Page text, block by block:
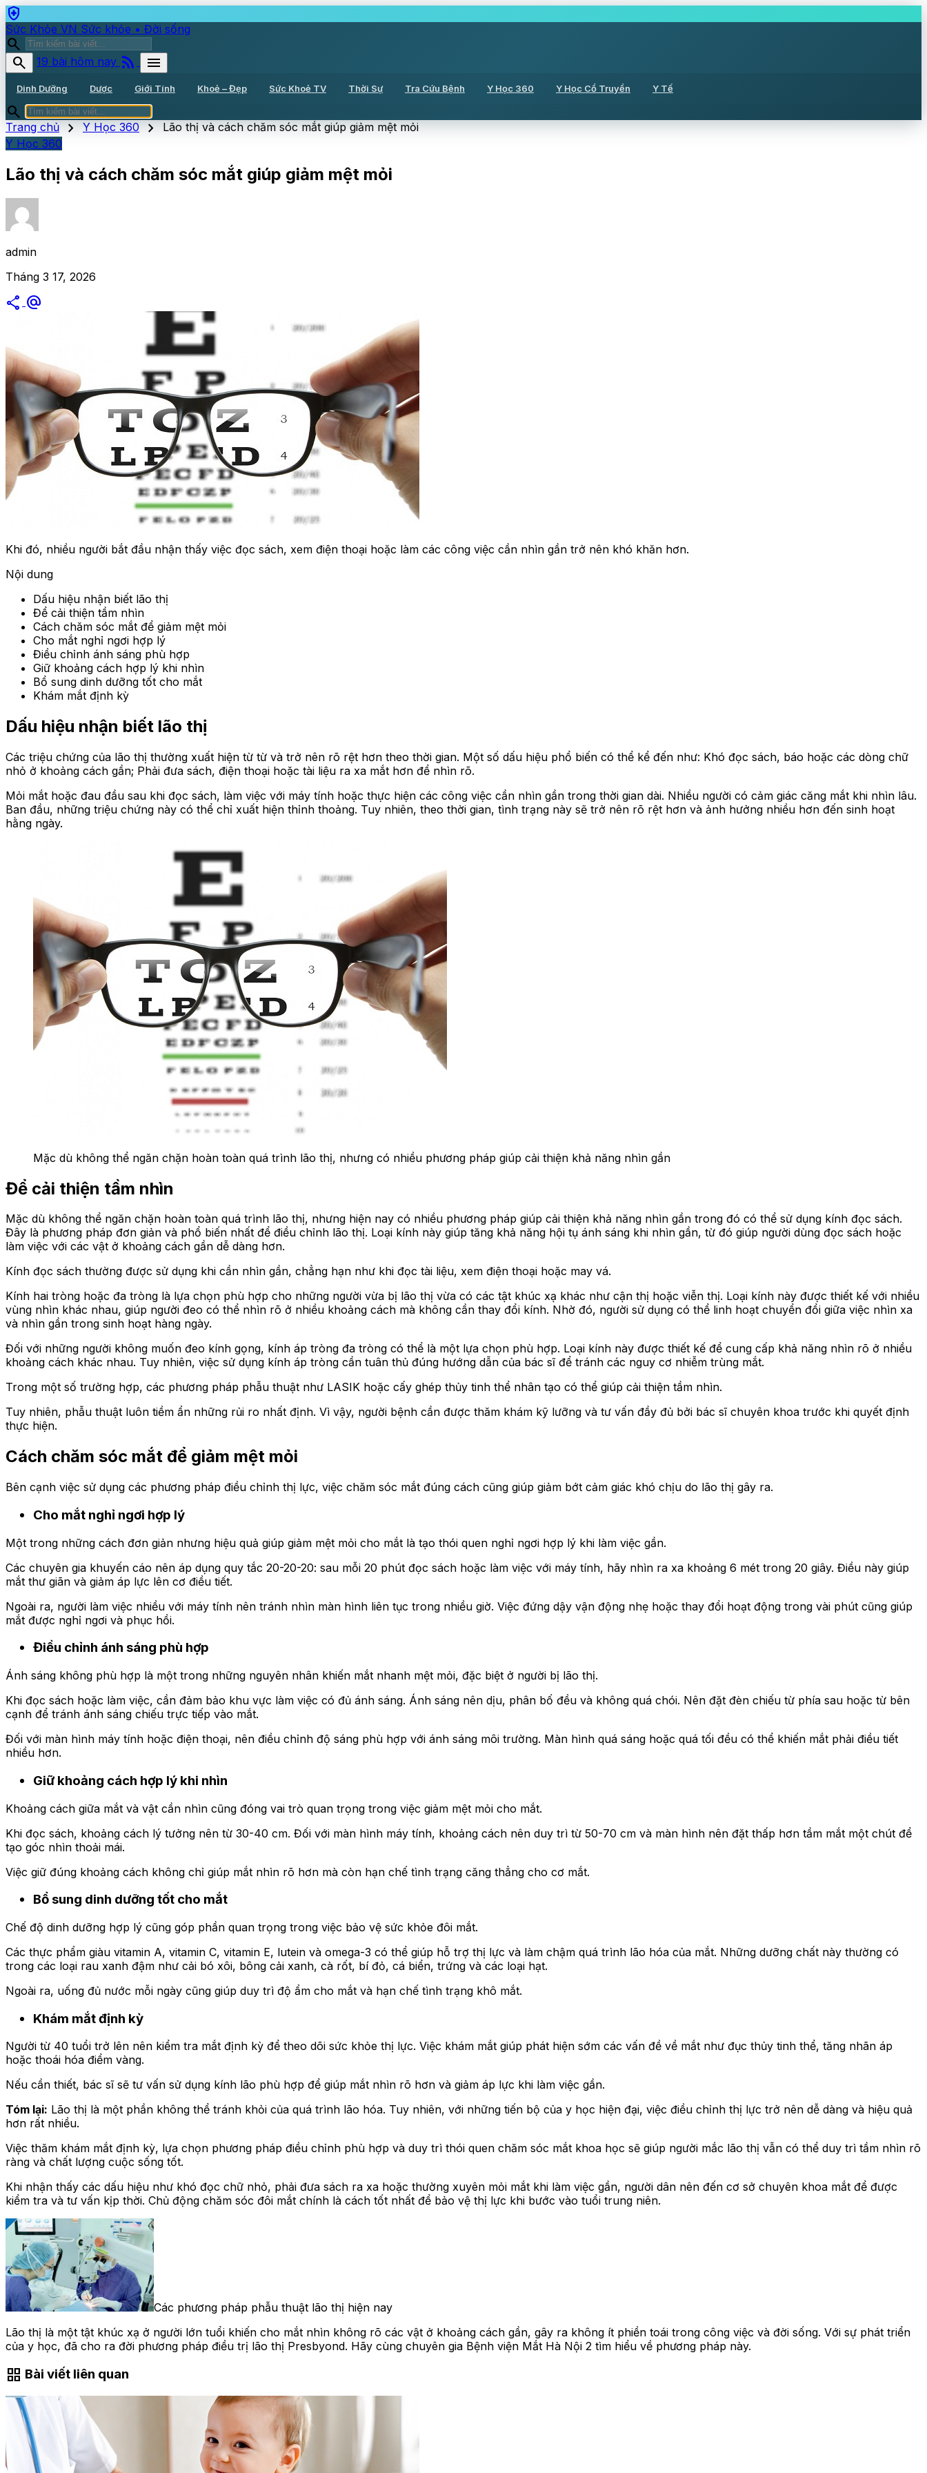
health_and_safety
Sức Khỏe VN Sức khỏe • Đời sống
search
search
19 bài hôm nay rss_feed menu
Dinh Dưỡng Dược Giới Tính Khoẻ – Đẹp Sức Khoẻ TV Thời Sự Tra Cứu Bệnh Y Học 360 Y Học Cổ Truyền Y Tế
search
Trang chủ chevron_right Y Học 360 chevron_right Lão thị và cách chăm sóc mắt giúp giảm mệt mỏi
Y Học 360
Lão thị và cách chăm sóc mắt giúp giảm mệt mỏi
admin
Tháng 3 17, 2026
share alternate_email
Khi đó, nhiều người bắt đầu nhận thấy việc đọc sách, xem điện thoại hoặc làm các công việc cần nhìn gần trở nên khó khăn hơn.
Nội dung
Dấu hiệu nhận biết lão thị
Để cải thiện tầm nhìn
Cách chăm sóc mắt để giảm mệt mỏi
Cho mắt nghỉ ngơi hợp lý
Điều chỉnh ánh sáng phù hợp
Giữ khoảng cách hợp lý khi nhìn
Bổ sung dinh dưỡng tốt cho mắt
Khám mắt định kỳ
Dấu hiệu nhận biết lão thị
Các triệu chứng của lão thị thường xuất hiện từ từ và trở nên rõ rệt hơn theo thời gian. Một số dấu hiệu phổ biến có thể kể đến như: Khó đọc sách, báo hoặc các dòng chữ
nhỏ ở khoảng cách gần; Phải đưa sách, điện thoại hoặc tài liệu ra xa mắt hơn để nhìn rõ.
Mỏi mắt hoặc đau đầu sau khi đọc sách, làm việc với máy tính hoặc thực hiện các công việc cần nhìn gần trong thời gian dài. Nhiều người có cảm giác căng mắt khi nhìn lâu.
Ban đầu, những triệu chứng này có thể chỉ xuất hiện thỉnh thoảng. Tuy nhiên, theo thời gian, tình trạng này sẽ trở nên rõ rệt hơn và ảnh hưởng nhiều hơn đến sinh hoạt
hằng ngày.
Mặc dù không thể ngăn chặn hoàn toàn quá trình lão thị, nhưng có nhiều phương pháp giúp cải thiện khả năng nhìn gần
Để cải thiện tầm nhìn
Mặc dù không thể ngăn chặn hoàn toàn quá trình lão thị, nhưng hiện nay có nhiều phương pháp giúp cải thiện khả năng nhìn gần trong đó có thể sử dụng kính đọc sách.
Đây là phương pháp đơn giản và phổ biến nhất để điều chỉnh lão thị. Loại kính này giúp tăng khả năng hội tụ ánh sáng khi nhìn gần, từ đó giúp người dùng đọc sách hoặc
làm việc với các vật ở khoảng cách gần dễ dàng hơn.
Kính đọc sách thường được sử dụng khi cần nhìn gần, chẳng hạn như khi đọc tài liệu, xem điện thoại hoặc may vá.
Kính hai tròng hoặc đa tròng là lựa chọn phù hợp cho những người vừa bị lão thị vừa có các tật khúc xạ khác như cận thị hoặc viễn thị. Loại kính này được thiết kế với nhiều
vùng nhìn khác nhau, giúp người đeo có thể nhìn rõ ở nhiều khoảng cách mà không cần thay đổi kính. Nhờ đó, người sử dụng có thể linh hoạt chuyển đổi giữa việc nhìn xa
và nhìn gần trong sinh hoạt hàng ngày.
Đối với những người không muốn đeo kính gọng, kính áp tròng đa tròng có thể là một lựa chọn phù hợp. Loại kính này được thiết kế để cung cấp khả năng nhìn rõ ở nhiều
khoảng cách khác nhau. Tuy nhiên, việc sử dụng kính áp tròng cần tuân thủ đúng hướng dẫn của bác sĩ để tránh các nguy cơ nhiễm trùng mắt.
Trong một số trường hợp, các phương pháp phẫu thuật như LASIK hoặc cấy ghép thủy tinh thể nhân tạo có thể giúp cải thiện tầm nhìn.
Tuy nhiên, phẫu thuật luôn tiềm ẩn những rủi ro nhất định. Vì vậy, người bệnh cần được thăm khám kỹ lưỡng và tư vấn đầy đủ bởi bác sĩ chuyên khoa trước khi quyết định
thực hiện.
Cách chăm sóc mắt để giảm mệt mỏi
Bên cạnh việc sử dụng các phương pháp điều chỉnh thị lực, việc chăm sóc mắt đúng cách cũng giúp giảm bớt cảm giác khó chịu do lão thị gây ra.
Cho mắt nghỉ ngơi hợp lý
Một trong những cách đơn giản nhưng hiệu quả giúp giảm mệt mỏi cho mắt là tạo thói quen nghỉ ngơi hợp lý khi làm việc gần.
Các chuyên gia khuyến cáo nên áp dụng quy tắc 20-20-20: sau mỗi 20 phút đọc sách hoặc làm việc với máy tính, hãy nhìn ra xa khoảng 6 mét trong 20 giây. Điều này giúp
mắt thư giãn và giảm áp lực lên cơ điều tiết.
Ngoài ra, người làm việc nhiều với máy tính nên tránh nhìn màn hình liên tục trong nhiều giờ. Việc đứng dậy vận động nhẹ hoặc thay đổi hoạt động trong vài phút cũng giúp
mắt được nghỉ ngơi và phục hồi.
Điều chỉnh ánh sáng phù hợp
Ánh sáng không phù hợp là một trong những nguyên nhân khiến mắt nhanh mệt mỏi, đặc biệt ở người bị lão thị.
Khi đọc sách hoặc làm việc, cần đảm bảo khu vực làm việc có đủ ánh sáng. Ánh sáng nên dịu, phân bố đều và không quá chói. Nên đặt đèn chiếu từ phía sau hoặc từ bên
cạnh để tránh ánh sáng chiếu trực tiếp vào mắt.
Đối với màn hình máy tính hoặc điện thoại, nên điều chỉnh độ sáng phù hợp với ánh sáng môi trường. Màn hình quá sáng hoặc quá tối đều có thể khiến mắt phải điều tiết
nhiều hơn.
Giữ khoảng cách hợp lý khi nhìn
Khoảng cách giữa mắt và vật cần nhìn cũng đóng vai trò quan trọng trong việc giảm mệt mỏi cho mắt.
Khi đọc sách, khoảng cách lý tưởng nên từ 30-40 cm. Đối với màn hình máy tính, khoảng cách nên duy trì từ 50-70 cm và màn hình nên đặt thấp hơn tầm mắt một chút để
tạo góc nhìn thoải mái.
Việc giữ đúng khoảng cách không chỉ giúp mắt nhìn rõ hơn mà còn hạn chế tình trạng căng thẳng cho cơ mắt.
Bổ sung dinh dưỡng tốt cho mắt
Chế độ dinh dưỡng hợp lý cũng góp phần quan trọng trong việc bảo vệ sức khỏe đôi mắt.
Các thực phẩm giàu vitamin A, vitamin C, vitamin E, lutein và omega-3 có thể giúp hỗ trợ thị lực và làm chậm quá trình lão hóa của mắt. Những dưỡng chất này thường có
trong các loại rau xanh đậm như cải bó xôi, bông cải xanh, cà rốt, bí đỏ, cá biển, trứng và các loại hạt.
Ngoài ra, uống đủ nước mỗi ngày cũng giúp duy trì độ ẩm cho mắt và hạn chế tình trạng khô mắt.
Khám mắt định kỳ
Người từ 40 tuổi trở lên nên kiểm tra mắt định kỳ để theo dõi sức khỏe thị lực. Việc khám mắt giúp phát hiện sớm các vấn đề về mắt như đục thủy tinh thể, tăng nhãn áp
hoặc thoái hóa điểm vàng.
Nếu cần thiết, bác sĩ sẽ tư vấn sử dụng kính lão phù hợp để giúp mắt nhìn rõ hơn và giảm áp lực khi làm việc gần.
Tóm lại: Lão thị là một phần không thể tránh khỏi của quá trình lão hóa. Tuy nhiên, với những tiến bộ của y học hiện đại, việc điều chỉnh thị lực trở nên dễ dàng và hiệu quả
hơn rất nhiều.
Việc thăm khám mắt định kỳ, lựa chọn phương pháp điều chỉnh phù hợp và duy trì thói quen chăm sóc mắt khoa học sẽ giúp người mắc lão thị vẫn có thể duy trì tầm nhìn rõ
ràng và chất lượng cuộc sống tốt.
Khi nhận thấy các dấu hiệu như khó đọc chữ nhỏ, phải đưa sách ra xa hoặc thường xuyên mỏi mắt khi làm việc gần, người dân nên đến cơ sở chuyên khoa mắt để được
kiểm tra và tư vấn kịp thời. Chủ động chăm sóc đôi mắt chính là cách tốt nhất để bảo vệ thị lực khi bước vào tuổi trung niên.
Các phương pháp phẫu thuật lão thị hiện nay
Lão thị là một tật khúc xạ ở người lớn tuổi khiến cho mắt nhìn không rõ các vật ở khoảng cách gần, gây ra không ít phiền toái trong công việc và đời sống. Với sự phát triển
của y học, đã cho ra đời phương pháp điều trị lão thị Presbyond. Hãy cùng chuyên gia Bệnh viện Mắt Hà Nội 2 tìm hiểu về phương pháp này.
grid_view Bài viết liên quan